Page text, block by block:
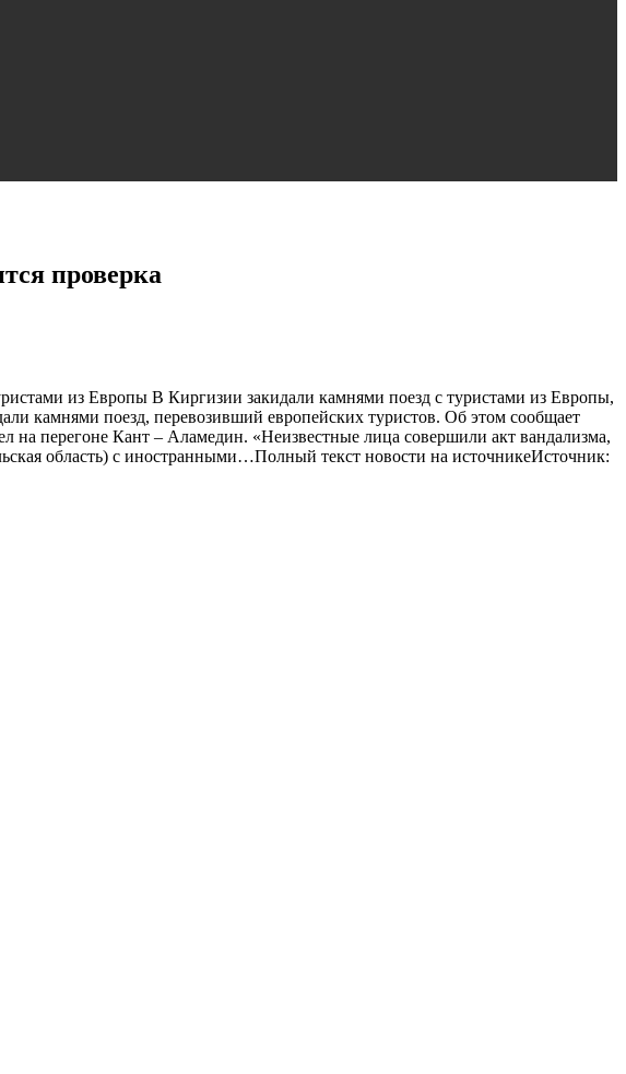
проверка
из Европы В Киргизии закидали камнями поезд с туристами из Европы,
камнями поезд, перевозивший европейских туристов. Об этом сообщает
перегоне Кант – Аламедин. «Неизвестные лица совершили акт вандализма,
область) с иностранными…Полный текст новости на источникеИсточник: